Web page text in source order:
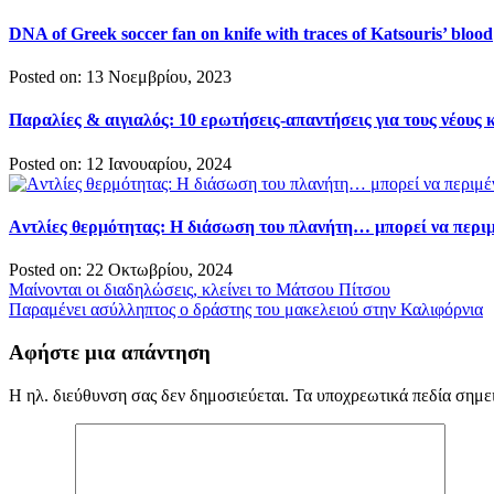
DNA of Greek soccer fan on knife with traces of Katsouris’ blood
Posted on: 13 Νοεμβρίου, 2023
Παραλίες & αιγιαλός: 10 ερωτήσεις-απαντήσεις για τους νέους
Posted on: 12 Ιανουαρίου, 2024
Aντλίες θερμότητας: Η διάσωση του πλανήτη… μπορεί να
Posted on: 22 Οκτωβρίου, 2024
Πλοήγηση
άρθρων
Μαίνονται οι διαδηλώσεις, κλείνει το Μάτσου Πίτσου
Παραμένει ασύλληπτος ο δράστης του μακελειού στην Καλιφόρνια
Αφήστε μια απάντηση
Η ηλ. διεύθυνση σας δεν δημοσιεύεται. Τα υποχρεωτικά πεδία